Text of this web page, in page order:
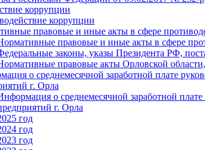
коррупции
коррупции
правовые и иные акты в сфере
правовые и иные акты в сфере
законы, указы Президента РФ,
правовые акты Орловской
о среднемесячной заработной плате
г. Орла
о среднемесячной заработной
г. Орла
год
год
год